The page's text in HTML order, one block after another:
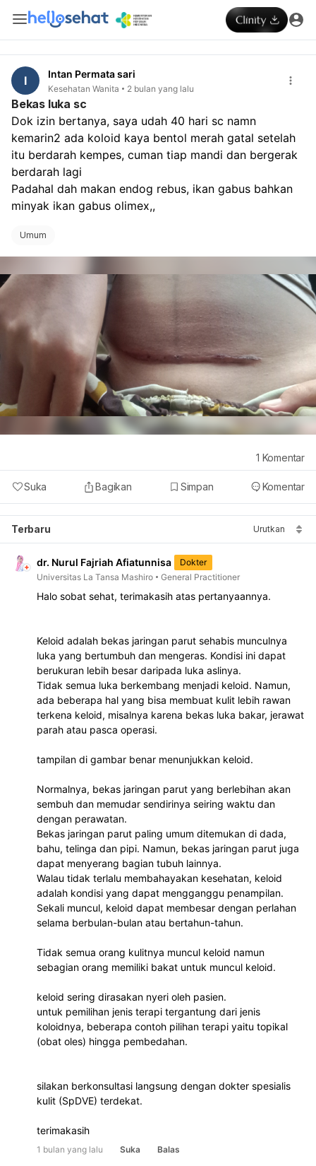
I Intan Permata sari
Kesehatan Wanita 2 bulan yang lalu
Bekas luka sc
Dok izin bertanya, saya udah 40 hari sc namn
kemarin2 ada koloid kaya bentol merah gatal setelah
itu berdarah kempes, cuman tiap mandi dan bergerak
berdarah lagi
Padahal dah makan endog rebus, ikan gabus bahkan
minyak ikan gabus olimex,,
Umum
Suka Bagikan Simpan Komentar
1 Komentar
Terbaru Urutkan
dr. Nurul Fajriah Afiatunnisa
Dokter
Universitas La Tansa Mashiro
General Practitioner
Halo sobat sehat, terimakasih atas pertanyaannya.
Keloid adalah bekas jaringan parut sehabis munculnya
luka yang bertumbuh dan mengeras. Kondisi ini dapat
berukuran lebih besar daripada luka aslinya.
Tidak semua luka berkembang menjadi keloid. Namun,
ada beberapa hal yang bisa membuat kulit lebih rawan
terkena keloid, misalnya karena bekas luka bakar, jerawat
parah atau pasca operasi.
tampilan di gambar benar menunjukkan keloid.
Normalnya, bekas jaringan parut yang berlebihan akan
sembuh dan memudar sendirinya seiring waktu dan
dengan perawatan.
Bekas jaringan parut paling umum ditemukan di dada,
bahu, telinga dan pipi. Namun, bekas jaringan parut juga
dapat menyerang bagian tubuh lainnya.
Walau tidak terlalu membahayakan kesehatan, keloid
adalah kondisi yang dapat mengganggu penampilan.
Sekali muncul, keloid dapat membesar dengan perlahan
selama berbulan-bulan atau bertahun-tahun.
Tidak semua orang kulitnya muncul keloid namun
sebagian orang memiliki bakat untuk muncul keloid.
keloid sering dirasakan nyeri oleh pasien.
untuk pemilihan jenis terapi tergantung dari jenis
koloidnya, beberapa contoh pilihan terapi yaitu topikal
(obat oles) hingga pembedahan.
silakan berkonsultasi langsung dengan dokter spesialis
kulit (SpDVE) terdekat.
terimakasih
1 bulan yang lalu Suka Balas